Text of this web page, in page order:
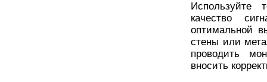
Используйте
качество
оптимальной
стены или
проводить
вносить